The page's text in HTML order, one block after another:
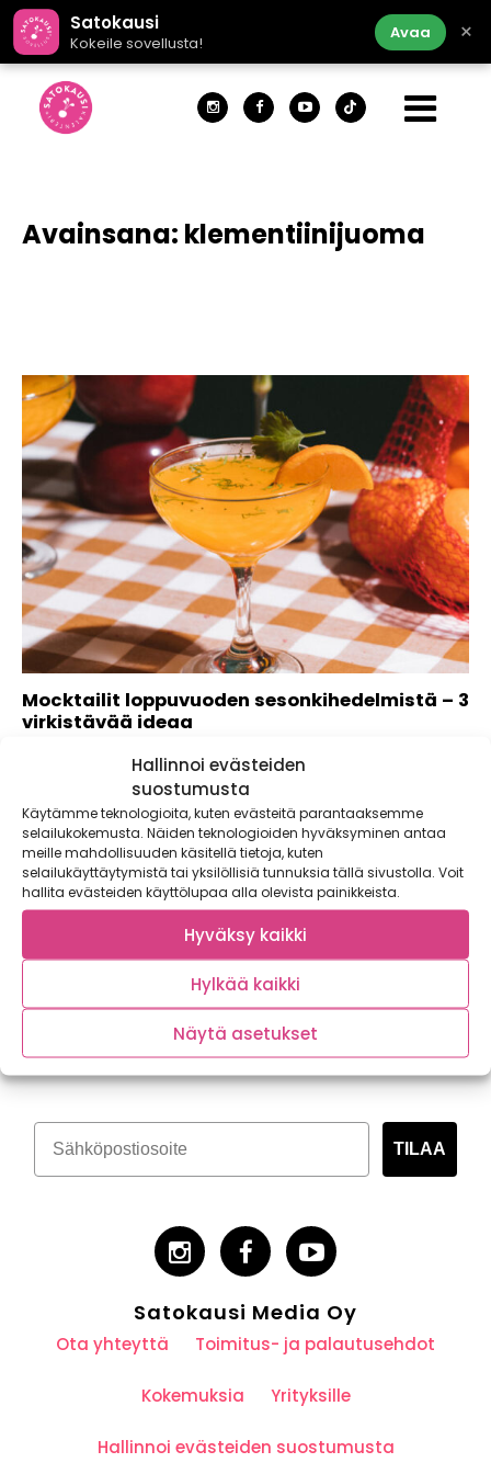
Hallinnoi evästeiden
suostumusta
Käytämme teknologioita, kuten evästeitä parantaaksemme
selailukokemusta. Näiden teknologioiden hyväksyminen antaa
meille mahdollisuuden käsitellä tietoja, kuten
selailukäyttäytymistä tai yksilöllisiä tunnuksia tällä sivustolla. Voit
hallita evästeiden käyttölupaa alla olevista painikkeista.
Hyväksy kaikki
Hylkää kaikki
Näytä asetukset
Satokausi
Kokeile sovellusta!
Avaa ×
Avainsana: klementiinijuoma
Mocktailit loppuvuoden sesonkihedelmistä – 3
virkistävää ideaa
Tässä tulee resepti säihkyvään loppuvuoteen: hyvä seura,
herkullinen ruoka ja maukkaat juomat. Erityinen ilta...
Tilaa kasvispitoinen uutiskirje
TILAA
Satokausi Media Oy
Ota yhteyttä Toimitus- ja palautusehdot
Kokemuksia Yrityksille
Hallinnoi evästeiden suostumusta